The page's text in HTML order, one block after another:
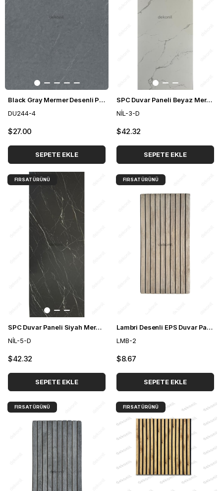
Black Gray Mermer Desenli Pvc Duvar Paneli 122*244 cm
DU244-4
$27.00
SEPETE EKLE
SPC Duvar Paneli Beyaz Mermer Desenli 96,5*280 cm (2,70 m²)
NİL-3-D
$42.32
SEPETE EKLE
SPC Duvar Paneli Siyah Mermer Desenli 96,5*280 cm (2,70 m²)
NİL-5-D
$42.32
SEPETE EKLE
FIRSAT ÜRÜNÜ
Lambri Desenli EPS Duvar Paneli Meşe 50*100 cm
LMB-2
$8.67
SEPETE EKLE
FIRSAT ÜRÜNÜ
FIRSAT ÜRÜNÜ FIRSAT ÜRÜNÜ